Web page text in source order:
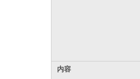
内容